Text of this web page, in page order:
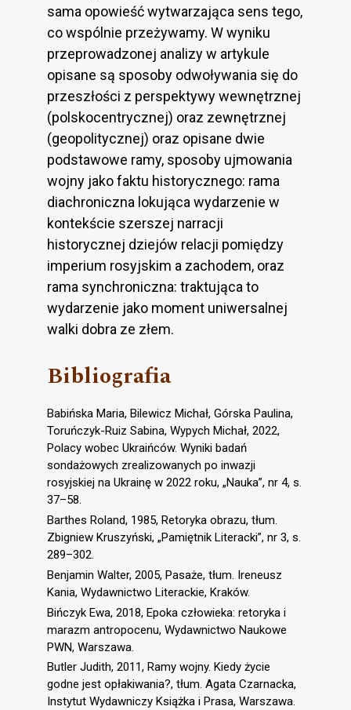
sama opowieść wytwarzająca sens tego,
co wspólnie przeżywamy. W wyniku
przeprowadzonej analizy w artykule
opisane są sposoby odwoływania się do
przeszłości z perspektywy wewnętrznej
(polskocentrycznej) oraz zewnętrznej
(geopolitycznej) oraz opisane dwie
podstawowe ramy, sposoby ujmowania
wojny jako faktu historycznego: rama
diachroniczna lokująca wydarzenie w
kontekście szerszej narracji
historycznej dziejów relacji pomiędzy
imperium rosyjskim a zachodem, oraz
rama synchroniczna: traktująca to
wydarzenie jako moment uniwersalnej
walki dobra ze złem.
Bibliografia
Babińska Maria, Bilewicz Michał, Górska Paulina,
Toruńczyk-Ruiz Sabina, Wypych Michał, 2022,
Polacy wobec Ukraińców. Wyniki badań
sondażowych zrealizowanych po inwazji
rosyjskiej na Ukrainę w 2022 roku, „Nauka”, nr 4, s.
37–58.
Barthes Roland, 1985, Retoryka obrazu, tłum.
Zbigniew Kruszyński, „Pamiętnik Literacki”, nr 3, s.
289–302.
Benjamin Walter, 2005, Pasaże, tłum. Ireneusz
Kania, Wydawnictwo Literackie, Kraków.
Bińczyk Ewa, 2018, Epoka człowieka: retoryka i
marazm antropocenu, Wydawnictwo Naukowe
PWN, Warszawa.
Butler Judith, 2011, Ramy wojny. Kiedy życie
godne jest opłakiwania?, tłum. Agata Czarnacka,
Instytut Wydawniczy Książka i Prasa, Warszawa.